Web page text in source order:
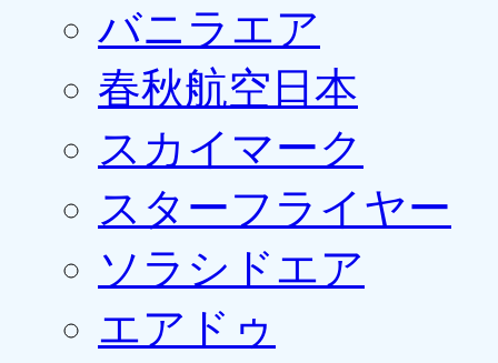
バニラエア
春秋航空日本
スカイマーク
スターフライヤー
ソラシドエア
エアドゥ